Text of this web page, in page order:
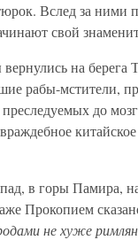
Вслед за ними
свой
на
рабы-мстители,
до
в горы Памира,
Прокопием
не хуже